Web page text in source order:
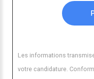
Les informations
votre candidature.